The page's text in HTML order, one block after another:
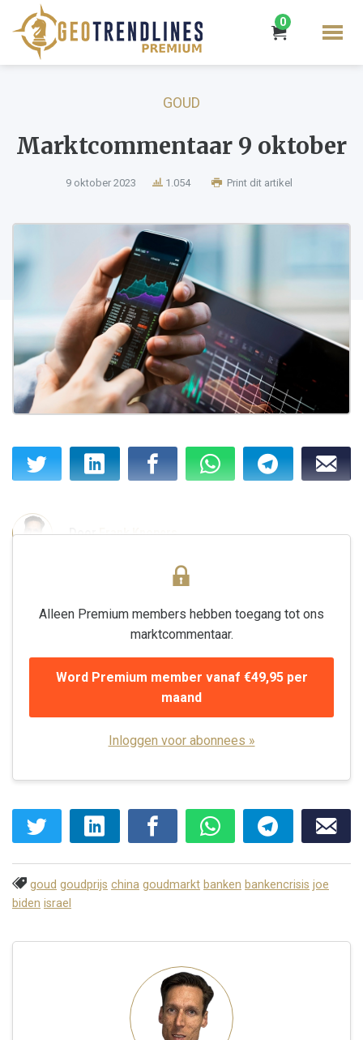
0
GOUD
Marktcommentaar 9 oktober
9 oktober 2023 1.054 Print dit artikel
DoorFrank Knopers
Alleen Premium members hebben toegang tot ons
marktcommentaar.
Word Premium member vanaf €49,95 per
maand
Inloggen voor abonnees »
goud goudprijs china goudmarkt banken bankencrisis joe
biden israel